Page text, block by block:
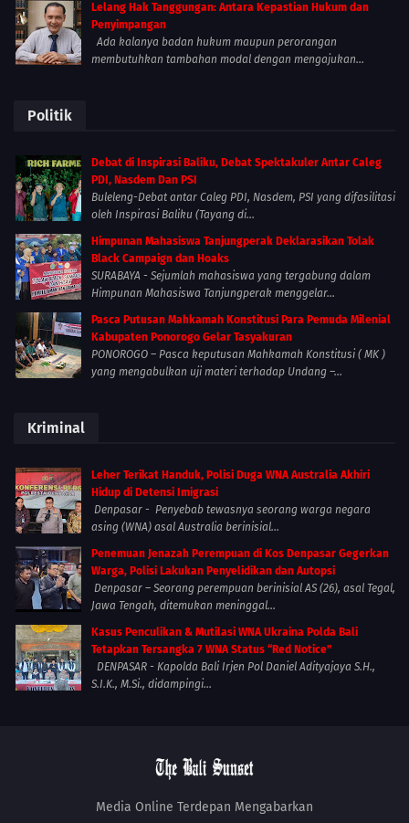
Lelang Hak Tanggungan: Antara Kepastian Hukum dan
Penyimpangan
Ada kalanya badan hukum maupun perorangan
membutuhkan tambahan modal dengan mengajukan...
Politik
Debat di Inspirasi Baliku, Debat Spektakuler Antar Caleg
PDI, Nasdem Dan PSI
Buleleng-Debat antar Caleg PDI, Nasdem, PSI yang difasilitasi
oleh Inspirasi Baliku (Tayang di...
Himpunan Mahasiswa Tanjungperak Deklarasikan Tolak
Black Campaign dan Hoaks
SURABAYA - Sejumlah mahasiswa yang tergabung dalam
Himpunan Mahasiswa Tanjungperak menggelar...
Pasca Putusan Mahkamah Konstitusi Para Pemuda Milenial
Kabupaten Ponorogo Gelar Tasyakuran
PONOROGO – Pasca keputusan Mahkamah Konstitusi ( MK )
yang mengabulkan uji materi terhadap Undang –...
Kriminal
Leher Terikat Handuk, Polisi Duga WNA Australia Akhiri
Hidup di Detensi Imigrasi
Denpasar - Penyebab tewasnya seorang warga negara
asing (WNA) asal Australia berinisial...
Penemuan Jenazah Perempuan di Kos Denpasar Gegerkan
Warga, Polisi Lakukan Penyelidikan dan Autopsi
Denpasar – Seorang perempuan berinisial AS (26), asal Tegal,
Jawa Tengah, ditemukan meninggal...
Kasus Penculikan & Mutilasi WNA Ukraina Polda Bali
Tetapkan Tersangka 7 WNA Status “Red Notice”
DENPASAR - Kapolda Bali Irjen Pol Daniel Adityajaya S.H.,
S.I.K., M.Si., didampingi...
Media Online Terdepan Mengabarkan